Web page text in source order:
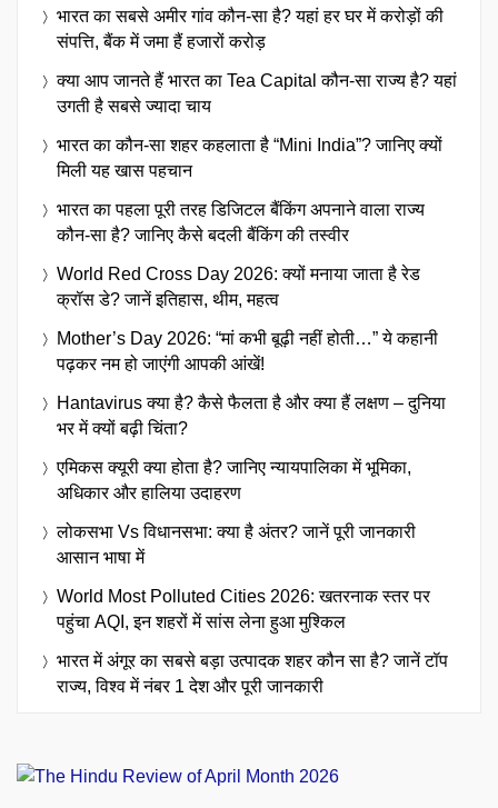
भारत का सबसे अमीर गांव कौन-सा है? यहां हर घर में करोड़ों की
संपत्ति, बैंक में जमा हैं हजारों करोड़
क्या आप जानते हैं भारत का Tea Capital कौन-सा राज्य है? यहां
उगती है सबसे ज्यादा चाय
भारत का कौन-सा शहर कहलाता है “Mini India”? जानिए क्यों
मिली यह खास पहचान
भारत का पहला पूरी तरह डिजिटल बैंकिंग अपनाने वाला राज्य
कौन-सा है? जानिए कैसे बदली बैंकिंग की तस्वीर
World Red Cross Day 2026: क्यों मनाया जाता है रेड
क्रॉस डे? जानें इतिहास, थीम, महत्व
Mother’s Day 2026: “मां कभी बूढ़ी नहीं होती…” ये कहानी
पढ़कर नम हो जाएंगी आपकी आंखें!
Hantavirus क्या है? कैसे फैलता है और क्या हैं लक्षण – दुनिया
भर में क्यों बढ़ी चिंता?
एमिकस क्यूरी क्या होता है? जानिए न्यायपालिका में भूमिका,
अधिकार और हालिया उदाहरण
लोकसभा Vs विधानसभा: क्या है अंतर? जानें पूरी जानकारी
आसान भाषा में
World Most Polluted Cities 2026: खतरनाक स्तर पर
पहुंचा AQI, इन शहरों में सांस लेना हुआ मुश्किल
भारत में अंगूर का सबसे बड़ा उत्पादक शहर कौन सा है? जानें टॉप
राज्य, विश्व में नंबर 1 देश और पूरी जानकारी